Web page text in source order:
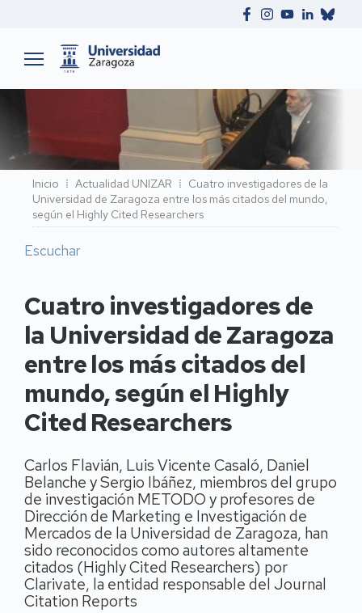
Ruta
de
navegación
Inicio Actualidad UNIZAR
Cuatro investigadores de la
Universidad de Zaragoza entre los más citados del mundo,
según el Highly Cited Researchers
Escuchar
Cuatro investigadores de
la Universidad de Zaragoza
entre los más citados del
mundo, según el Highly
Cited Researchers
Carlos Flavián, Luis Vicente Casaló, Daniel
Belanche y Sergio Ibáñez, miembros del grupo
de investigación METODO y profesores de
Dirección de Marketing e Investigación de
Mercados de la Universidad de Zaragoza, han
sido reconocidos como autores altamente
citados (Highly Cited Researchers) por
Clarivate, la entidad responsable del Journal
Citation Reports